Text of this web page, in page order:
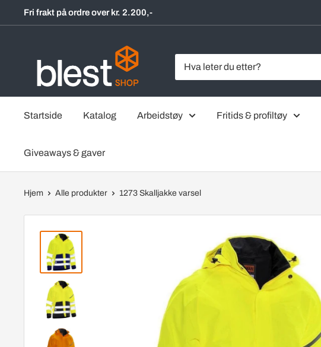
til
Fri frakt på ordre over kr. 2.200,-
Startside Katalog Arbeidstøy Fritids & profiltøy
Giveaways & gaver
Hjem Alle produkter 1273 Skalljakke varsel